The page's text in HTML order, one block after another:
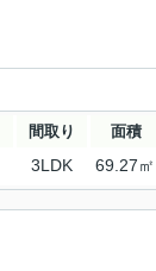
間取り 面積
3LDK 69.27㎡